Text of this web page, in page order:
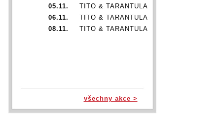
05.11.
TITO & TARANTULA
06.11.
TITO & TARANTULA
08.11.
TITO & TARANTULA
všechny akce >